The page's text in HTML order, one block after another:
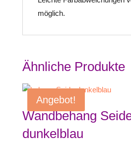
möglich.
Ähnliche Produkte
Angebot!
Wandbehang
dunkelblau